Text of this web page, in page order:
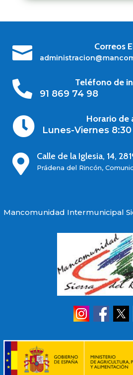
 Correos

Teléfono de
91 869 74 98

Horario de
Lunes-Viernes 8:30
 Calle de la Iglesia, 14,
Prádena del Rincón,
Mancomunidad Intermunicipal